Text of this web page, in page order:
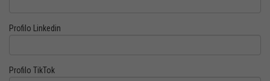
Profilo Linkedin
Profilo TikTok